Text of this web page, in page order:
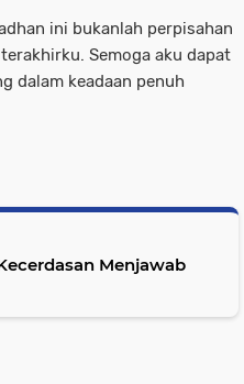
ini bukanlah perpisahan
Semoga aku dapat
dalam keadaan penuh
Menjawab